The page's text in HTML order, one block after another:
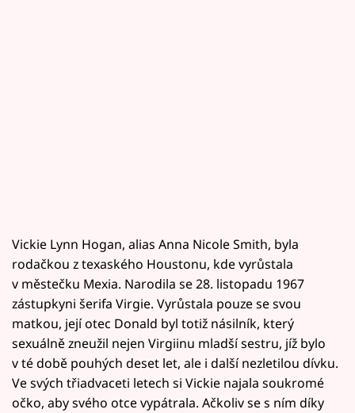
Vickie Lynn Hogan, alias Anna Nicole Smith, byla
rodačkou z texaského Houstonu, kde vyrůstala
v městečku Mexia. Narodila se 28. listopadu 1967
zástupkyni šerifa Virgie. Vyrůstala pouze se svou
matkou, její otec Donald byl totiž násilník, který
sexuálně zneužil nejen Virgiinu mladší sestru, jíž bylo
v té době pouhých deset let, ale i další nezletilou dívku.
Ve svých třiadvaceti letech si Vickie najala soukromé
očko, aby svého otce vypátrala. Ačkoliv se s ním díky